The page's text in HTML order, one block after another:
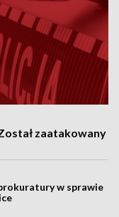
zaatakowany
w sprawie